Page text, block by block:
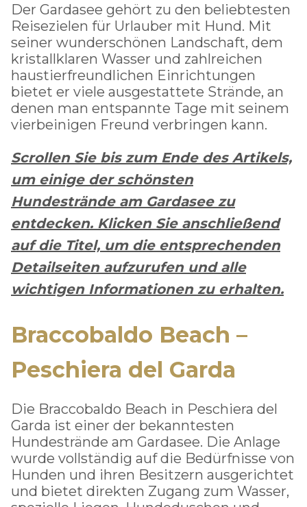
Der Gardasee gehört zu den beliebtesten
Reisezielen für Urlauber mit Hund. Mit
seiner wunderschönen Landschaft, dem
kristallklaren Wasser und zahlreichen
haustierfreundlichen Einrichtungen
bietet er viele ausgestattete Strände, an
denen man entspannte Tage mit seinem
vierbeinigen Freund verbringen kann.
Scrollen Sie bis zum Ende des Artikels,
um einige der schönsten
Hundestrände am Gardasee zu
entdecken. Klicken Sie anschließend
auf die Titel, um die entsprechenden
Detailseiten aufzurufen und alle
wichtigen Informationen zu erhalten.
Braccobaldo Beach –
Peschiera del Garda
Die Braccobaldo Beach in Peschiera del
Garda ist einer der bekanntesten
Hundestrände am Gardasee. Die Anlage
wurde vollständig auf die Bedürfnisse von
Hunden und ihren Besitzern ausgerichtet
und bietet direkten Zugang zum Wasser,